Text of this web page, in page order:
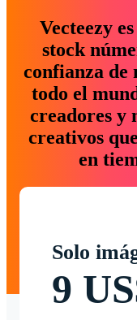
Vecteezy
stock
confianza de
todo el
creadores y
creativos
en
Solo
9